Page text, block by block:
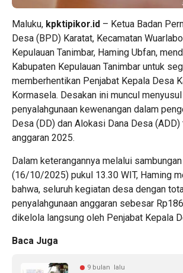
Maluku, kpktipikor.id – Ketua Badan
Desa (BPD) Karatat, Kecamatan
Kepulauan Tanimbar, Haming Ubfan,
Kabupaten Kepulauan Tanimbar untuk
memberhentikan Penjabat Kepala Desa
Kormasela. Desakan ini muncul
penyalahgunaan kewenangan dalam
Desa (DD) dan Alokasi Dana Desa (ADD)
anggaran 2025.
Dalam keterangannya melalui
(16/10/2025) pukul 13.30 WIT, Haming
bahwa, seluruh kegiatan desa dengan
penyalahgunaan anggaran sebesar
dikelola langsung oleh Penjabat Kepala
Baca Juga
9 bulan lalu